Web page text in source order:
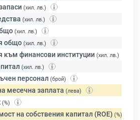
(хил. лв.)
(хил. лв.)
(хил. лв.)
общо (хил. лв.)
към финансови институции (хил. лв.)
(хил. лв.)
персонал (брой)
месечна заплата (лева)
(%)
на собствения капитал (ROE) (%)